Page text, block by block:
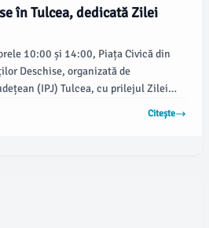
în Tulcea, dedicată Zilei
10:00 și 14:00, Piața Civică din
Deschise, organizată de
(IPJ) Tulcea, cu prilejul Zilei
își propune să atragă familiile,
activitățile Poliției și de a
Citește